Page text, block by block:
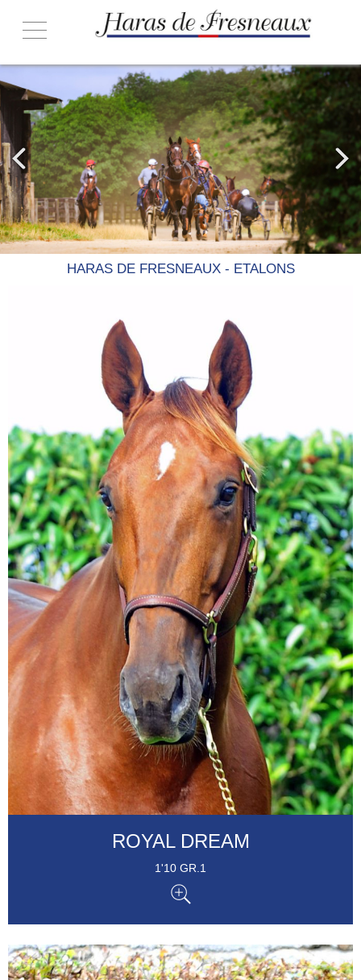
ACCUEIL
NOS ÉTALONS
- HE AND ME
- IMAGINE DARLING
- MAGIC MAN
- ROYAL DREAM
- UNBRIDLED CHARM
HORAIRES & CONDITIONS
BROCHURE 2026
HARAS DE FRESNEAUX - ETALONS
ROYAL DREAM
1'10 GR.1